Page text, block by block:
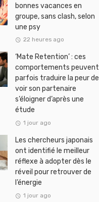
bonnes vacances en
groupe, sans clash, selon
une psy
22 heures ago
‘Mate Retention’ : ces
comportements peuvent
parfois traduire la peur de
voir son partenaire
s’éloigner d’après une
étude
1 jour ago
Les chercheurs japonais
ont identifié le meilleur
réflexe à adopter dès le
réveil pour retrouver de
l’énergie
1 jour ago